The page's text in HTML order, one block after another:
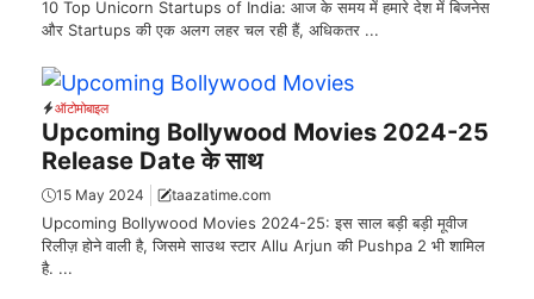
10 Top Unicorn Startups of India: आज के समय में हमारे देश में बिजनेस
और Startups की एक अलग लहर चल रही हैं, अधिकतर ...
ऑटोमोबाइल
Upcoming Bollywood Movies 2024-25
Release Date के साथ
15 May 2024 taazatime.com
Upcoming Bollywood Movies 2024-25: इस साल बड़ी बड़ी मूवीज
रिलीज़ होने वाली है, जिसमे साउथ स्टार Allu Arjun की Pushpa 2 भी शामिल
है. ...